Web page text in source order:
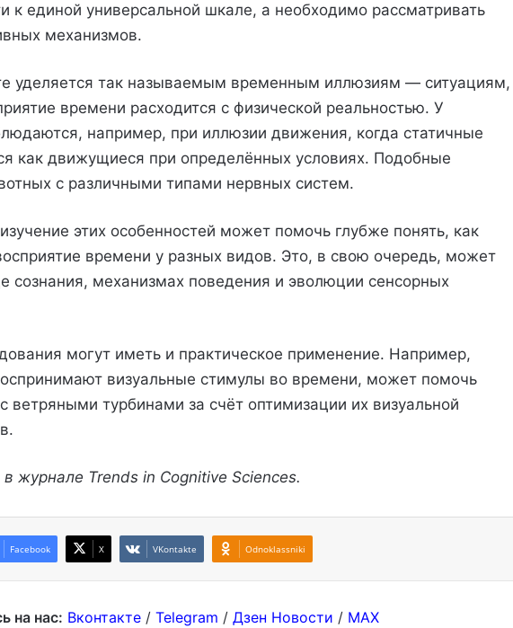
к единой универсальной шкале, а необходимо рассматривать
механизмов.
уделяется так называемым временным иллюзиям — ситуациям,
времени расходится с физической реальностью. У
например, при иллюзии движения, когда статичные
как движущиеся при определённых условиях. Подобные
с различными типами нервных систем.
этих особенностей может помочь глубже понять, как
времени у разных видов. Это, в свою очередь, может
сознания, механизмах поведения и эволюции сенсорных
могут иметь и практическое применение. Например,
визуальные стимулы во времени, может помочь
ветряными турбинами за счёт оптимизации их визуальной
в журнале Trends in Cognitive Sciences.
Facebook X VKontakte Odnoklassniki
на нас: Вконтакте/ Telegram / Дзен Новости / MAX